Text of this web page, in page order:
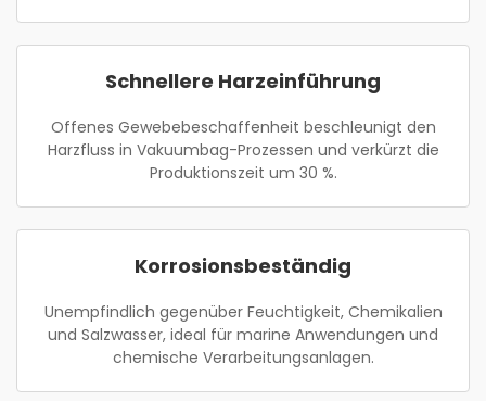
Schnellere Harzeinführung
Offenes Gewebebeschaffenheit beschleunigt den
Harzfluss in Vakuumbag-Prozessen und verkürzt die
Produktionszeit um 30 %.
Korrosionsbeständig
Unempfindlich gegenüber Feuchtigkeit, Chemikalien
und Salzwasser, ideal für marine Anwendungen und
chemische Verarbeitungsanlagen.